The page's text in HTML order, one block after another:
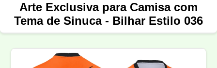
Arte Exclusiva para Camisa com
Tema de Sinuca - Bilhar Estilo 036